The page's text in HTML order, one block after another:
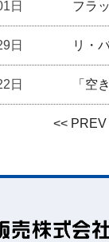
日 フラ
日 リ・
日 「空
<< PREV